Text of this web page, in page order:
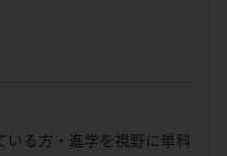
いる方・進学を視野に単科